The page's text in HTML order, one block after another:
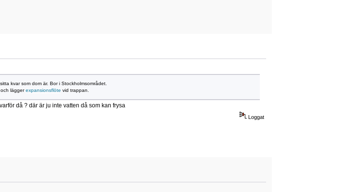
kvar som dom är. Bor i Stockholmsområdet.
läggerexpansionsflöte vid trappan.
då ? där är ju inte vatten då som kan frysa
Loggat